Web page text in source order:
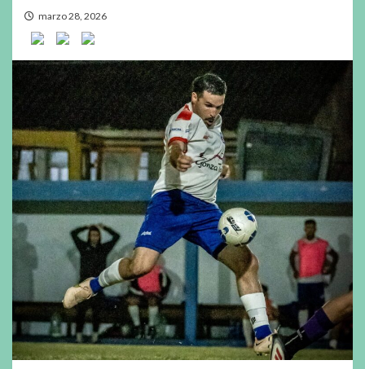
marzo 28, 2026